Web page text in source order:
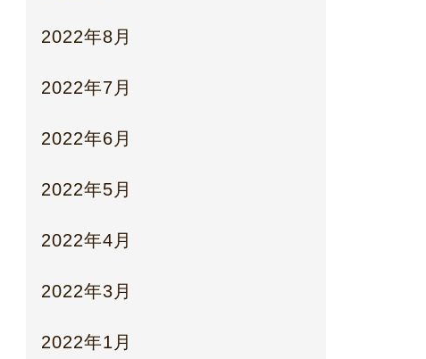
2022年8月
2022年7月
2022年6月
2022年5月
2022年4月
2022年3月
2022年1月